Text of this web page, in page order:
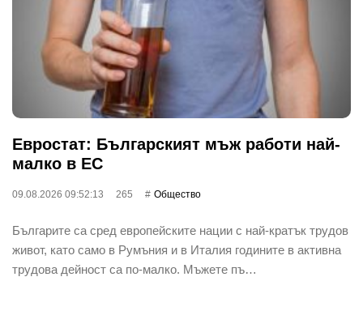
Евростат: Българският мъж работи най-
малко в ЕС
09.08.2026 09:52:13 265 Общество
Българите са сред европейските нации с най-кратък трудов
живот, като само в Румъния и в Италия годините в активна
трудова дейност са по-малко. Мъжете пъ…